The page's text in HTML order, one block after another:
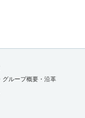
グループ概要・沿革